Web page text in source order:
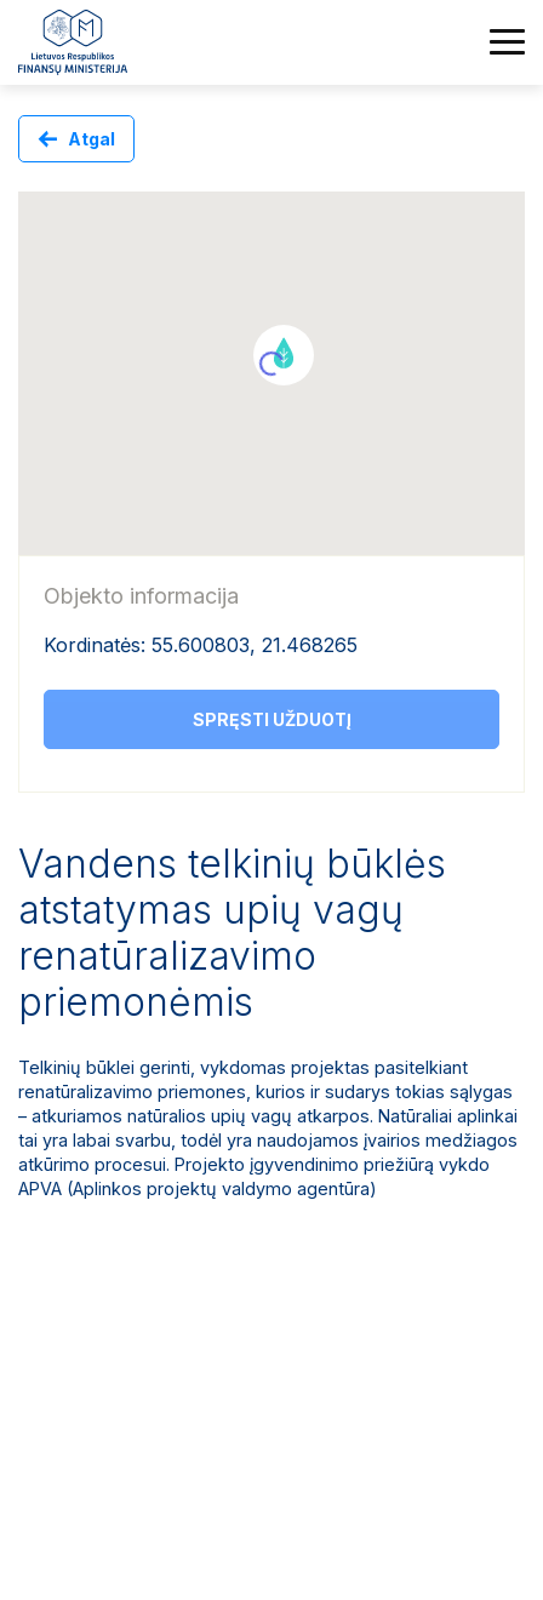
Atgal
Objekto informacija
Kordinatės: 55.600803, 21.468265
SPRĘSTI UŽDUOTĮ
Vandens telkinių būklės
atstatymas upių vagų
renatūralizavimo
priemonėmis
Telkinių būklei gerinti, vykdomas projektas pasitelkiant
renatūralizavimo priemones, kurios ir sudarys tokias sąlygas
– atkuriamos natūralios upių vagų atkarpos. Natūraliai aplinkai
tai yra labai svarbu, todėl yra naudojamos įvairios medžiagos
atkūrimo procesui. Projekto įgyvendinimo priežiūrą vykdo
APVA (Aplinkos projektų valdymo agentūra)